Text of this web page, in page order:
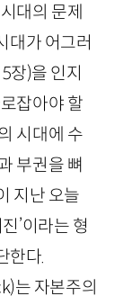
대의 문제
대가 어그러
5장)을 인지
잡아야 할
시대에 수
부권을 뼈
지난 오늘
’이라는 형
한다.
)는 자본주의